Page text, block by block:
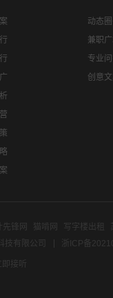
动态
兼职
专业
创意
先锋网 猫啃网 写字楼出租
有限公司
浙ICP备
接听